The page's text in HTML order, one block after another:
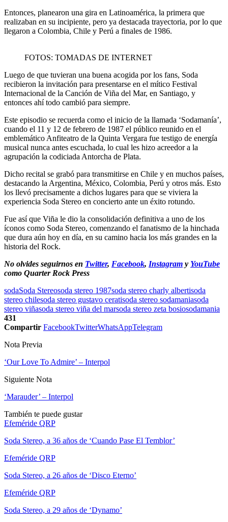
Entonces, planearon una gira en Latinoamérica, la primera que
realizaban en su incipiente, pero ya destacada trayectoria, por lo que
llegaron a Colombia, Chile y Perú a finales de 1986.
FOTOS: TOMADAS DE INTERNET
Luego de que tuvieran una buena acogida por los fans, Soda
recibieron la invitación para presentarse en el mítico Festival
Internacional de la Canción de Viña del Mar, en Santiago, y
entonces ahí todo cambió para siempre.
Este episodio se recuerda como el inicio de la llamada ‘Sodamanía’,
cuando el 11 y 12 de febrero de 1987 el público reunido en el
emblemático Anfiteatro de la Quinta Vergara fue testigo de energía
musical nunca antes escuchada, lo cual les hizo acreedor a la
agrupación la codiciada Antorcha de Plata.
Dicho recital se grabó para transmitirse en Chile y en muchos países,
destacando la Argentina, México, Colombia, Perú y otros más. Esto
los llevó precisamente a dichos lugares para que se viviera la
experiencia Soda Stereo en concierto ante un éxito rotundo.
Fue así que Viña le dio la consolidación definitiva a uno de los
íconos como Soda Stereo, comenzando el fanatismo de la hinchada
que dura aún hoy en día, en su camino hacia los más grandes en la
historia del Rock.
No olvides seguirnos en Twitter, Facebook, Instagram y YouTube
como Quarter Rock Press
sodaSoda Stereosoda stereo 1987soda stereo charly albertisoda
stereo chilesoda stereo gustavo ceratisoda stereo sodamaniasoda
stereo viñasoda stereo viña del marsoda stereo zeta bosiosodamania
431
Compartir FacebookTwitterWhatsAppTelegram
Nota Previa
‘Our Love To Admire’ – Interpol
Siguiente Nota
‘Marauder’ – Interpol
También te puede gustar
Efeméride QRP
Soda Stereo, a 36 años de ‘Cuando Pase El Temblor’
Efeméride QRP
Soda Stereo, a 26 años de ‘Disco Eterno’
Efeméride QRP
Soda Stereo, a 29 años de ‘Dynamo’